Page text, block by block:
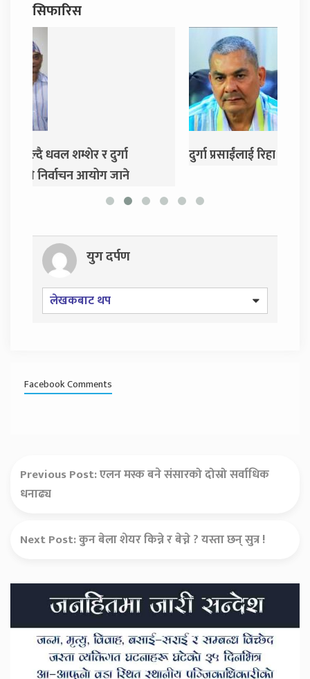
सिफारिस
दुर्गा प्रसाईंलाई रिहा गर्न अदालतको आदेश
युग दर्पण
लेखकबाट थप
Facebook Comments
Previous Post:एलन मस्क बने संसारको दोस्रो सर्वाधिक
धनाढ्य
Next Post:कुन बेला शेयर किन्ने र बेच्ने ? यस्ता छन् सुत्र !
Secondary
Sidebar